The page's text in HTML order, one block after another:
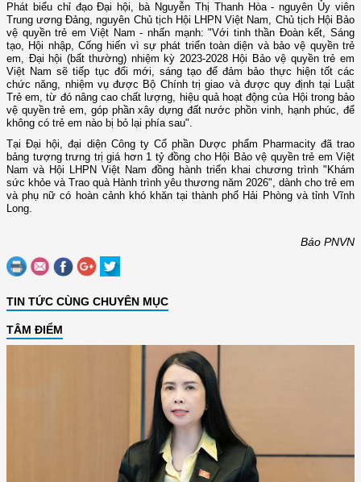
Phát biểu chỉ đạo Đại hội, bà Nguyễn Thị Thanh Hòa - nguyên Ủy viên
Trung ương Đảng, nguyên Chủ tịch Hội LHPN Việt Nam, Chủ tịch Hội Bảo
vệ quyền trẻ em Việt Nam - nhấn mạnh: "Với tinh thần Đoàn kết, Sáng
tạo, Hội nhập, Cống hiến vì sự phát triển toàn diện và bảo vệ quyền trẻ
em, Đại hội (bất thường) nhiệm kỳ 2023-2028 Hội Bảo vệ quyền trẻ em
Việt Nam sẽ tiếp tục đổi mới, sáng tạo để đảm bảo thực hiện tốt các
chức năng, nhiệm vụ được Bộ Chính trị giao và được quy định tại Luật
Trẻ em, từ đó nâng cao chất lượng, hiệu quả hoạt động của Hội trong bảo
vệ quyền trẻ em, góp phần xây dựng đất nước phồn vinh, hạnh phúc, để
không có trẻ em nào bị bỏ lại phía sau".
Tại Đại hội, đại diện Công ty Cổ phần Dược phẩm Pharmacity đã trao
bảng tượng trưng trị giá hơn 1 tỷ đồng cho Hội Bảo vệ quyền trẻ em Việt
Nam và Hội LHPN Việt Nam đồng hành triển khai chương trình "Khám
sức khỏe và Trao quà Hành trình yêu thương năm 2026", dành cho trẻ em
và phụ nữ có hoàn cảnh khó khăn tại thành phố Hải Phòng và tỉnh Vĩnh
Long.
Báo PNVN
TIN TỨC CÙNG CHUYÊN MỤC
TÂM ĐIỂM